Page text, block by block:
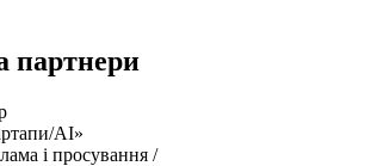
партнери
AI»
і просування /